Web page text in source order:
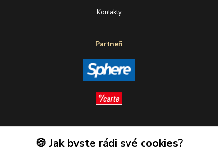
Kontakty
Partneři
🍪 Jak byste rádi své cookies?